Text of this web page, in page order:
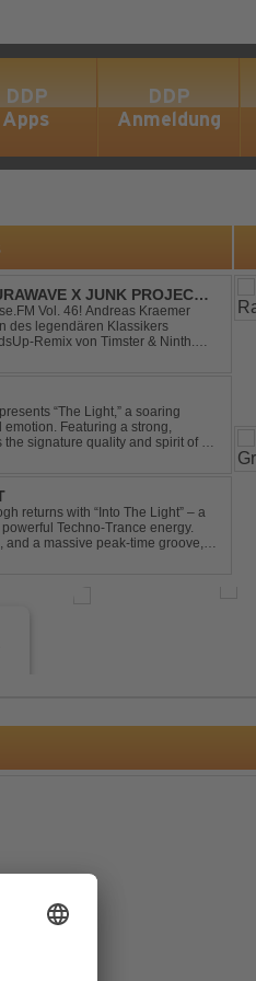
DDP
Apps
DDP
Anmeldung
X JUNK PROJECT -
REMIX)
Vol. 46! Andreas Kraemer
des legendären Klassikers
Remix von Timster & Ninth.
“The Light,” a soaring
Featuring a strong,
signature quality and spirit of a
returns with “Into The Light” – a
Techno-Trance energy.
a massive peak-time groove,